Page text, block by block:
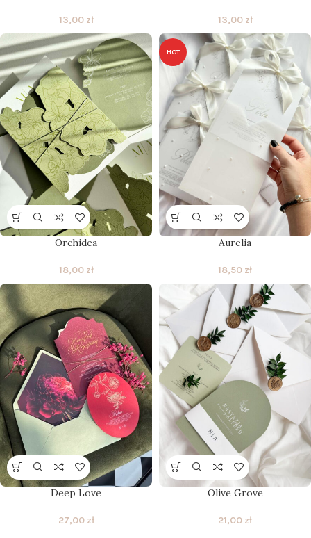
13,00 zł 13,00 zł
Orchidea
18,00 zł
HOT
Aurelia
18,50 zł
Deep Love
27,00 zł
Olive Grove
21,00 zł